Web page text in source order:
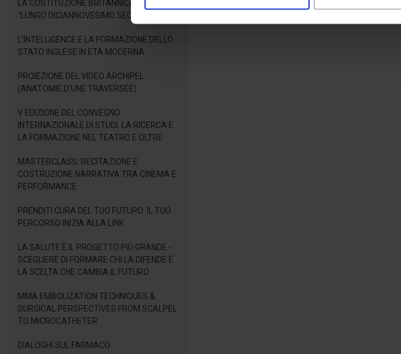
LA COSTITUZIONE BRITANNICA NEL
“LUNGO DICIANNOVESIMO SECOLO”
L'INTELLIGENCE E LA FORMAZIONE DELLO
STATO INGLESE IN ETÀ MODERNA
PROIEZIONE DEL VIDEO ARCHIPEL
(ANATOMIE D'UNE TRAVERSÉE)
V EDIZIONE DEL CONVEGNO
INTERNAZIONALE DI STUDI. LA RICERCA E
LA FORMAZIONE NEL TEATRO E OLTRE
MASTERCLASS: RECITAZIONE E
COSTRUZIONE NARRATIVA TRA CINEMA E
PERFORMANCE
PRENDITI CURA DEL TUO FUTURO: IL TUO
PERCORSO INIZIA ALLA LINK
LA SALUTE È IL PROGETTO PIÙ GRANDE -
SCEGLIERE DI FORMARE CHI LA DIFENDE È
LA SCELTA CHE CAMBIA IL FUTURO
MMA EMBOLIZATION TECHNIQUES &
SURGICAL PERSPECTIVES FROM SCALPEL
TO MICROCATHETER
DIALOGHI SUL FARMACO